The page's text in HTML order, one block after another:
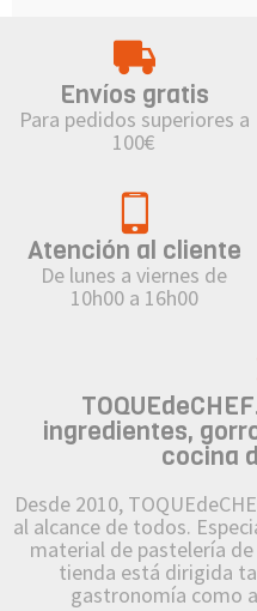
Envíos gratis
Para pedidos superiores a
100€
Atención al cliente
De lunes a viernes de
10h00 a 16h00
ingredientes,
cocina
Desde 2010,
al alcance de todos.
material de pastelería
tienda está dirigida
gastronomía como